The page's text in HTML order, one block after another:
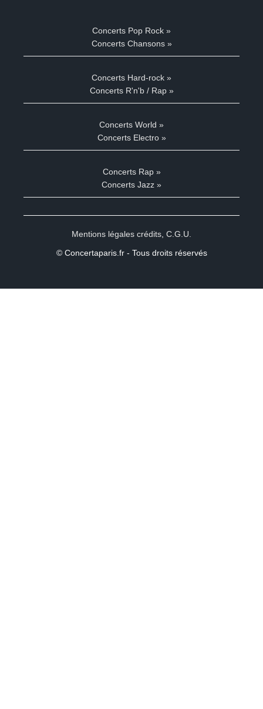
Concerts Pop Rock »
Concerts Chansons »
Concerts Hard-rock »
Concerts R'n'b / Rap »
Concerts World »
Concerts Electro »
Concerts Rap »
Concerts Jazz »
Mentions légales crédits C.G.U.
© Concertaparis.fr - Tous droits réservés